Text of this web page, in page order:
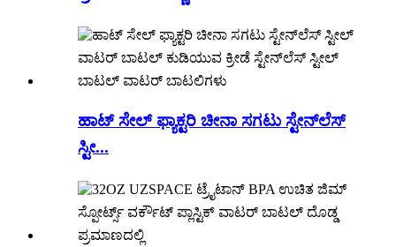
ಹಾಟ್ ಸೇಲ್ ಫ್ಯಾಕ್ಟರಿ ಚೀನಾ ಸಗಟು ಸ್ಟೇನ್‌ಲೆಸ್
ಸ್ಟೀ...